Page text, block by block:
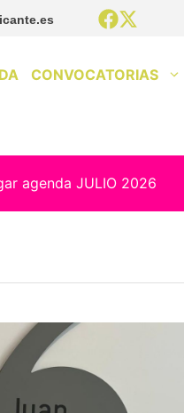
CONVOCATORIAS
agenda JULIO 2026